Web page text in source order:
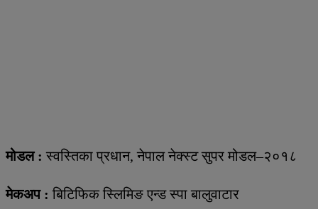
मोडल : स्वस्तिका प्रधान, नेपाल नेक्स्ट सुपर मोडल–२०१८
मेकअप : बिटिफिक स्लिमिङ एन्ड स्पा बालुवाटार